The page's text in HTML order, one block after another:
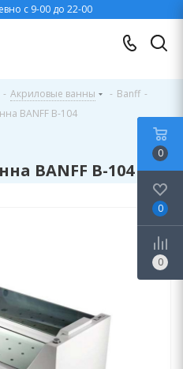
с 9-00 до 22-00
- Акриловые ванны - Banff -
BANFF B-104
BANFF B-104
0
0
0